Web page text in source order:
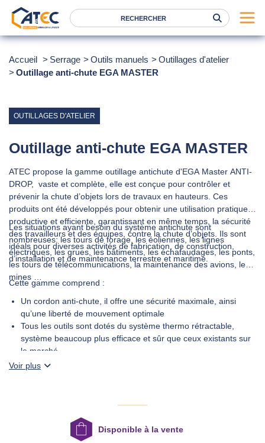
Levage
Nos agences
Atec
News
FAQ
RSE
DEMANDER UN DEVIS
Accueil Serrage Outils manuels
Outillages d'atelier
Outillage anti-chute EGA MASTER
OUTILLAGES D'ATELIER
Outillage anti-chute EGA MASTER
ATEC propose la gamme outillage antichute d'EGA Master ANTI-
DROP, vaste et complète, elle est conçue pour contrôler et
prévenir la chute d’objets lors de travaux en hauteurs. Ces
produits ont été développés pour obtenir une utilisation pratique,
productive et efficiente, garantissant en même temps, la sécurité
des travailleurs et des équipes, contre la chute d’objets. Ils sont
idéals pour diverses activités de fabrication, de construction,
d’installation et de maintenance terrestre et maritime.
Les situations ayant besoin du système antichute sont
nombreuses: les tours de forage, les éoliennes, les lignes
électriques, les grues, les bâtiments, les échafaudages, les ponts,
les tours de télécommunications, la maintenance des avions, les
mines …
Cette gamme comprend :
Un cordon anti-chute, il offre une sécurité maximale, ainsi
qu’une liberté de mouvement optimale
Tous les outils sont dotés du système thermo rétractable,
système beaucoup plus efficace et sûr que ceux existants sur
le marché
Une ceinture de sécurité, pour s’adapter à la perfection au
Voir plus
Disponible à la vente